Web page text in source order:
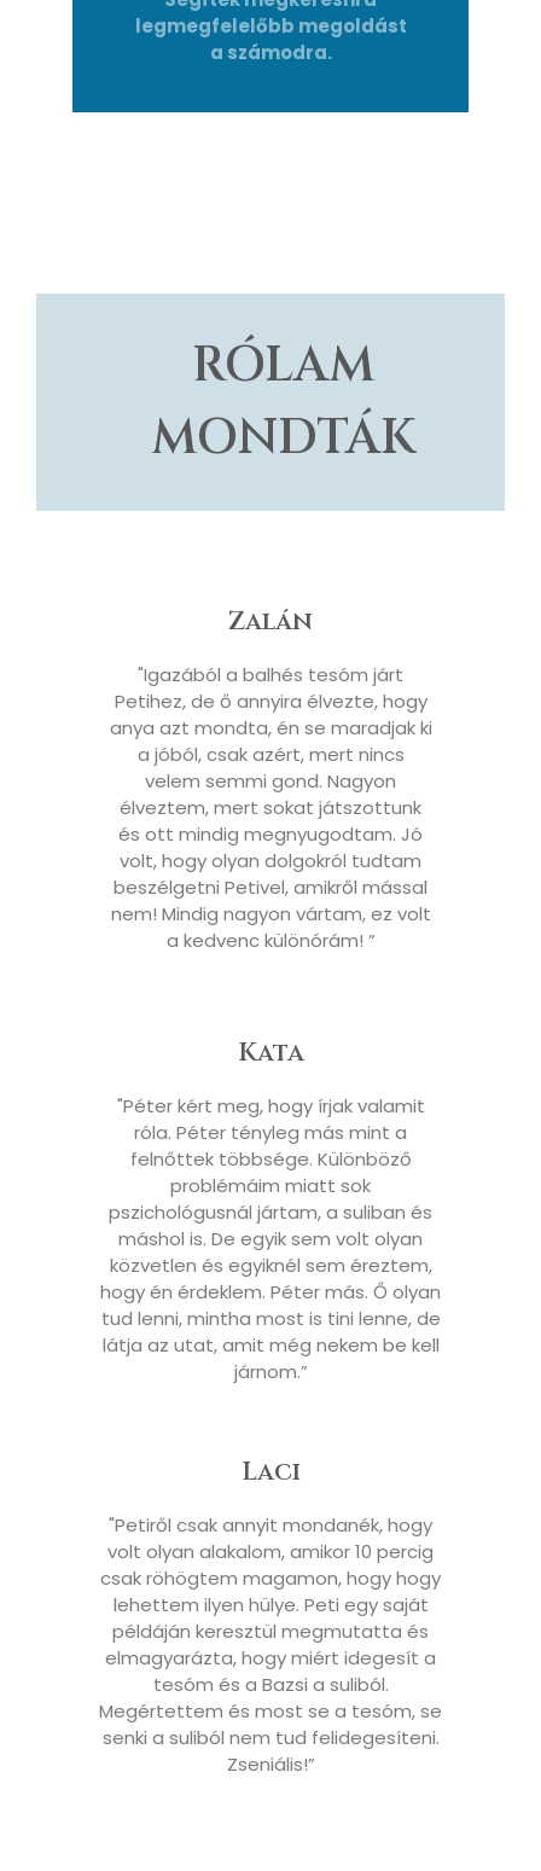
legmegfelelőbb megoldást
a számodra.
RÓLAM
MONDTÁK
Zalán
"Igazából a balhés tesóm járt
Petihez, de ő annyira élvezte, hogy
anya azt mondta, én se maradjak ki
a jóból, csak azért, mert nincs
velem semmi gond. Nagyon
élveztem, mert sokat játszottunk
és ott mindig megnyugodtam. Jó
volt, hogy olyan dolgokról tudtam
beszélgetni Petivel, amikről mással
nem! Mindig nagyon vártam, ez volt
a kedvenc különórám! ”
Kata
"Péter kért meg, hogy írjak valamit
róla. Péter tényleg más mint a
felnőttek többsége. Különböző
problémáim miatt sok
pszichológusnál jártam, a suliban és
máshol is. De egyik sem volt olyan
közvetlen és egyiknél sem éreztem,
hogy én érdeklem. Péter más. Ő olyan
tud lenni, mintha most is tini lenne, de
látja az utat, amit még nekem be kell
járnom.”
Laci
"Petiről csak annyit mondanék, hogy
volt olyan alakalom, amikor 10 percig
csak röhögtem magamon, hogy hogy
lehettem ilyen hülye. Peti egy saját
példáján keresztül megmutatta és
elmagyarázta, hogy miért idegesít a
tesóm és a Bazsi a suliból.
Megértettem és most se a tesóm, se
senki a suliból nem tud felidegesíteni.
Zseniális!”